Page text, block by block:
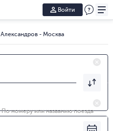
Войти
Александров - Москва
По номеру или названию поезда